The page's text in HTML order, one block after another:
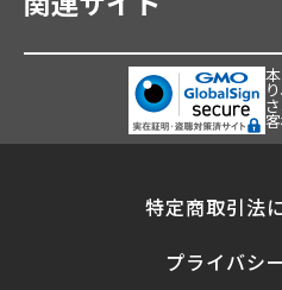
特定商取引法
プライバシ